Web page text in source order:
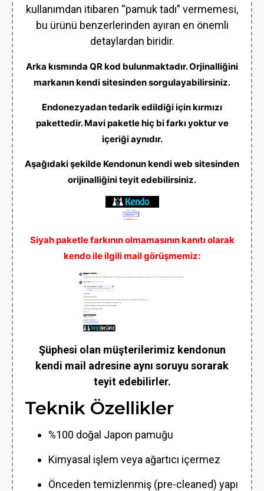
kullanımdan itibaren “pamuk tadı” vermemesi,
bu ürünü benzerlerinden ayıran en önemli
detaylardan biridir.
Arka kısmında QR kod bulunmaktadır. Orjinalliğini
markanın kendi sitesinden sorgulayabilirsiniz.
Endonezyadan tedarik edildiği için kırmızı
pakettedir. Mavi paketle hiç bi farkı yoktur ve
içeriği aynıdır.
Aşağıdaki şekilde Kendonun kendi web sitesinden
orijinalliğini teyit edebilirsiniz.
Siyah paketle farkının olmamasının kanıtı olarak
kendo ile ilgili mail görüşmemiz:
Şüphesi olan müşterilerimiz kendonun
kendi mail adresine aynı soruyu sorarak
teyit edebilirler.
Teknik Özellikler
%100 doğal Japon pamuğu
Kimyasal işlem veya ağartıcı içermez
Önceden temizlenmiş (pre-cleaned) yapı